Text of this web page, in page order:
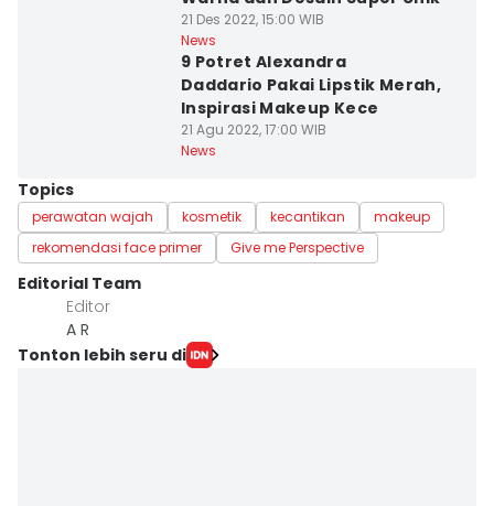
21 Des 2022, 15:00 WIB
News
9 Potret Alexandra
Daddario Pakai Lipstik Merah,
Inspirasi Makeup Kece
21 Agu 2022, 17:00 WIB
News
Topics
perawatan wajah kosmetik kecantikan
makeup
rekomendasi face primer
Give me Perspective
Editorial Team
Editor
A R
Tonton lebih seru di